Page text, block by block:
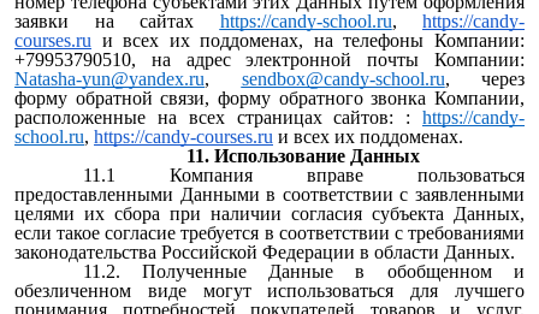
заявки на сайтах https://candy-school.ru, https://candy-
courses.ru и всех их поддоменах, на телефоны Компании:
+79953790510, на адрес электронной почты Компании:
Natasha-yun@yandex.ru, sendbox@candy-school.ru, через
форму обратной связи, форму обратного звонка Компании,
расположенные на всех страницах сайтов: : https://candy-
school.ru, https://candy-courses.ru и всех их поддоменах.
11. Использование Данных
11.1 Компания вправе пользоваться
предоставленными Данными в соответствии с заявленными
целями их сбора при наличии согласия субъекта Данных,
если такое согласие требуется в соответствии с требованиями
законодательства Российской Федерации в области Данных.
11.2. Полученные Данные в обобщенном и
обезличенном виде могут использоваться для лучшего
понимания потребностей покупателей товаров и услуг,